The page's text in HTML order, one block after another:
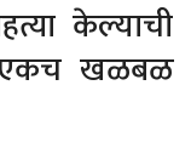
केल्याची
एकच खळबळ